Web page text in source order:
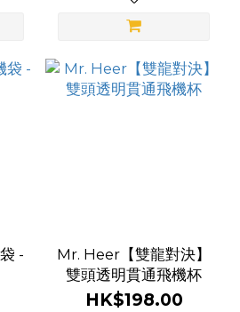
-
Mr. Heer【雙龍對決】
雙頭透明貫通飛機杯
HK$198.00